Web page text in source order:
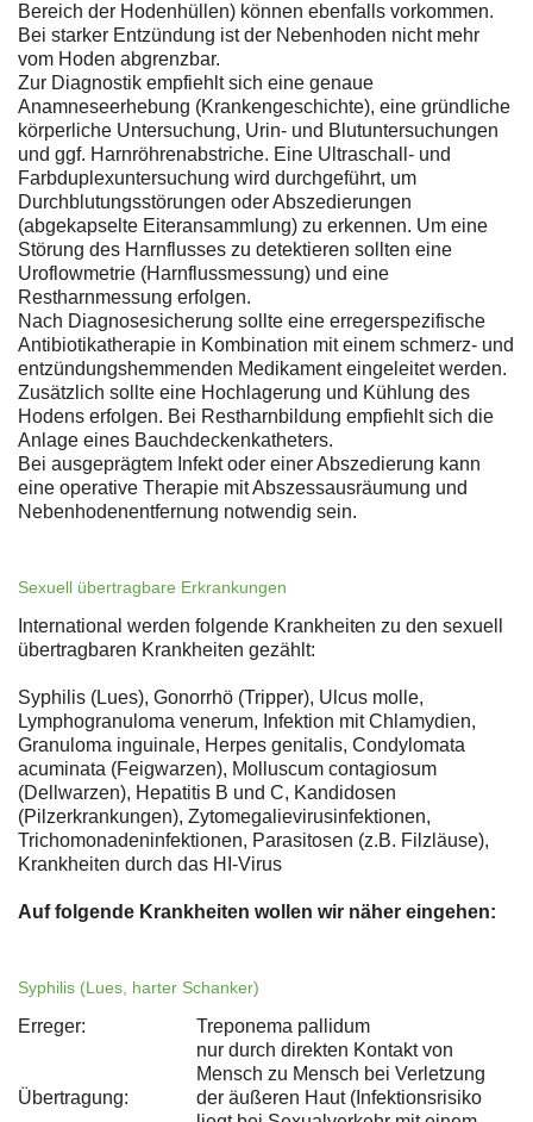
Bereich der Hodenhüllen) können ebenfalls vorkommen.
Bei starker Entzündung ist der Nebenhoden nicht mehr
vom Hoden abgrenzbar.
Zur Diagnostik empfiehlt sich eine genaue
Anamneseerhebung (Krankengeschichte), eine gründliche
körperliche Untersuchung, Urin- und Blutuntersuchungen
und ggf. Harnröhrenabstriche. Eine Ultraschall- und
Farbduplexuntersuchung wird durchgeführt, um
Durchblutungsstörungen oder Abszedierungen
(abgekapselte Eiteransammlung) zu erkennen. Um eine
Störung des Harnflusses zu detektieren sollten eine
Uroflowmetrie (Harnflussmessung) und eine
Restharnmessung erfolgen.
Nach Diagnosesicherung sollte eine erregerspezifische
Antibiotikatherapie in Kombination mit einem schmerz- und
entzündungshemmenden Medikament eingeleitet werden.
Zusätzlich sollte eine Hochlagerung und Kühlung des
Hodens erfolgen. Bei Restharnbildung empfiehlt sich die
Anlage eines Bauchdeckenkatheters.
Bei ausgeprägtem Infekt oder einer Abszedierung kann
eine operative Therapie mit Abszessausräumung und
Nebenhodenentfernung notwendig sein.
Sexuell übertragbare Erkrankungen
International werden folgende Krankheiten zu den sexuell
übertragbaren Krankheiten gezählt:
Syphilis (Lues), Gonorrhö (Tripper), Ulcus molle,
Lymphogranuloma venerum, Infektion mit Chlamydien,
Granuloma inguinale, Herpes genitalis, Condylomata
acuminata (Feigwarzen), Molluscum contagiosum
(Dellwarzen), Hepatitis B und C, Kandidosen
(Pilzerkrankungen), Zytomegalievirusinfektionen,
Trichomonadeninfektionen, Parasitosen (z.B. Filzläuse),
Krankheiten durch das HI-Virus
Auf folgende Krankheiten wollen wir näher eingehen:
Syphilis (Lues, harter Schanker)
Erreger: Treponema pallidum
Übertragung:
nur durch direkten Kontakt von
Mensch zu Mensch bei Verletzung
der äußeren Haut (Infektionsrisiko